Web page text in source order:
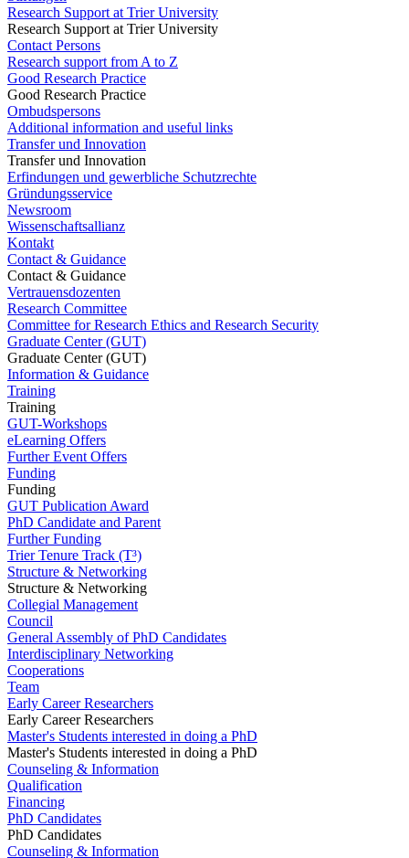
Research Support at Trier University
Research Support at Trier University
Contact Persons
Research support from A to Z
Good Research Practice
Good Research Practice
Ombudspersons
Additional information and useful links
Transfer und Innovation
Transfer und Innovation
Erfindungen und gewerbliche Schutzrechte
Gründungsservice
Newsroom
Wissenschaftsallianz
Kontakt
Contact & Guidance
Contact & Guidance
Vertrauensdozenten
Research Committee
Committee for Research Ethics and Research Security
Graduate Center (GUT)
Graduate Center (GUT)
Information & Guidance
Training
Training
GUT-Workshops
eLearning Offers
Further Event Offers
Funding
Funding
GUT Publication Award
PhD Candidate and Parent
Further Funding
Trier Tenure Track (T³)
Structure & Networking
Structure & Networking
Collegial Management
Council
General Assembly of PhD Candidates
Interdisciplinary Networking
Cooperations
Team
Early Career Researchers
Early Career Researchers
Master's Students interested in doing a PhD
Master's Students interested in doing a PhD
Counseling & Information
Qualification
Financing
PhD Candidates
PhD Candidates
Counseling & Information